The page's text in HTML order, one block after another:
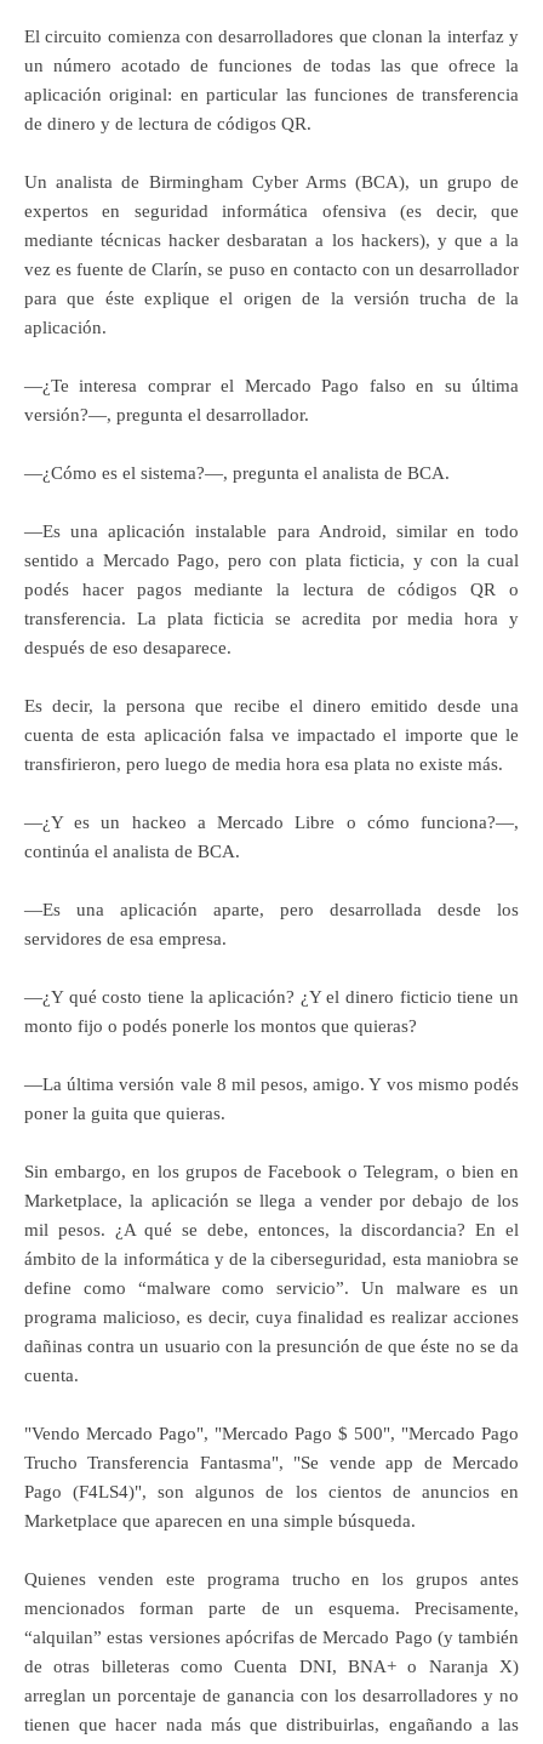
El circuito comienza con desarrolladores que clonan la interfaz y
un número acotado de funciones de todas las que ofrece la
aplicación original: en particular las funciones de transferencia
de dinero y de lectura de códigos QR.
Un analista de Birmingham Cyber Arms (BCA), un grupo de
expertos en seguridad informática ofensiva (es decir, que
mediante técnicas hacker desbaratan a los hackers), y que a la
vez es fuente de Clarín, se puso en contacto con un desarrollador
para que éste explique el origen de la versión trucha de la
aplicación.
—¿Te interesa comprar el Mercado Pago falso en su última
versión?—, pregunta el desarrollador.
—¿Cómo es el sistema?—, pregunta el analista de BCA.
—Es una aplicación instalable para Android, similar en todo
sentido a Mercado Pago, pero con plata ficticia, y con la cual
podés hacer pagos mediante la lectura de códigos QR o
transferencia. La plata ficticia se acredita por media hora y
después de eso desaparece.
Es decir, la persona que recibe el dinero emitido desde una
cuenta de esta aplicación falsa ve impactado el importe que le
transfirieron, pero luego de media hora esa plata no existe más.
—¿Y es un hackeo a Mercado Libre o cómo funciona?—,
continúa el analista de BCA.
—Es una aplicación aparte, pero desarrollada desde los
servidores de esa empresa.
—¿Y qué costo tiene la aplicación? ¿Y el dinero ficticio tiene un
monto fijo o podés ponerle los montos que quieras?
—La última versión vale 8 mil pesos, amigo. Y vos mismo podés
poner la guita que quieras.
Sin embargo, en los grupos de Facebook o Telegram, o bien en
Marketplace, la aplicación se llega a vender por debajo de los
mil pesos. ¿A qué se debe, entonces, la discordancia? En el
ámbito de la informática y de la ciberseguridad, esta maniobra se
define como “malware como servicio”. Un malware es un
programa malicioso, es decir, cuya finalidad es realizar acciones
dañinas contra un usuario con la presunción de que éste no se da
cuenta.
"Vendo Mercado Pago", "Mercado Pago $ 500", "Mercado Pago
Trucho Transferencia Fantasma", "Se vende app de Mercado
Pago (F4LS4)", son algunos de los cientos de anuncios en
Marketplace que aparecen en una simple búsqueda.
Quienes venden este programa trucho en los grupos antes
mencionados forman parte de un esquema. Precisamente,
“alquilan” estas versiones apócrifas de Mercado Pago (y también
de otras billeteras como Cuenta DNI, BNA+ o Naranja X)
arreglan un porcentaje de ganancia con los desarrolladores y no
tienen que hacer nada más que distribuirlas, engañando a las